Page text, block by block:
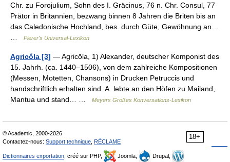
Chr. zu Forojulium, Sohn des I. Gräcinus, 76 n. Chr. Consul, 77
Prätor in Britannien, bezwang binnen 8 Jahren die Briten bis an
das Caledonische Hochland, bes. durch Güte, Gewöhnung an…
Pierer's Universal-Lexikon
Agricŏla [3] — Agricŏla, 1) Alexander, deutscher Komponist des
15. Jahrh. (ca. 1440–1506), von dem zahlreiche Kompositionen
(Messen, Motetten, Chansons) in Drucken Petruccis und
handschriftlich erhalten sind. A. lebte an den Höfen zu Mailand,
Mantua und stand… …
Meyers Großes Konversations-Lexikon
18+
© Academic, 2000-2026
Contactez-nous: Support technique RÉCLAME
Dictionnaires exportation , créé sur PHP, Joomla,
Drupal,